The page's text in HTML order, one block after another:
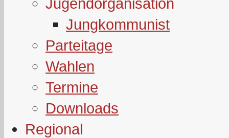
Jungkommunist
Parteitage
Wahlen
Termine
Downloads
Regional